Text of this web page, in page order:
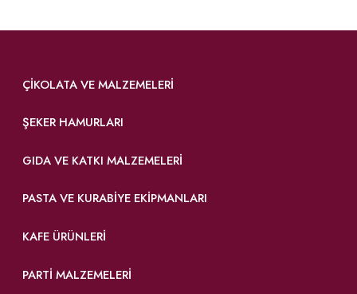
ÇIKOLATA VE MALZEMELERI
ŞEKER HAMURLARI
GIDA VE KATKI MALZEMELERI
PASTA VE KURABIYE EKIPMANLARI
KAFE ÜRÜNLERI
PARTI MALZEMELERI